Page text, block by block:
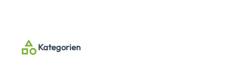
Kategorien